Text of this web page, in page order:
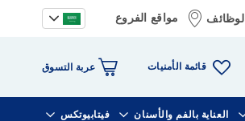
الوظائف مواقع الفروع
قائمة الأمنيات عربة التسوق
العناية بالفم والأسنان فيتابيوتكس